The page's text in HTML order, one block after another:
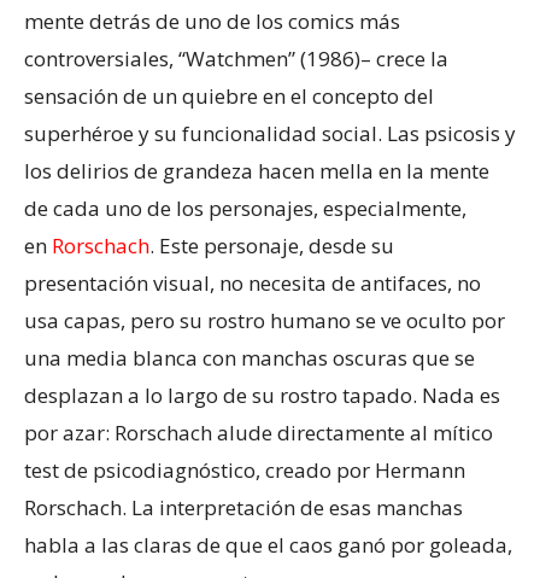
mente detrás de uno de los comics más
controversiales, “Watchmen” (1986)– crece la
sensación de un quiebre en el concepto del
superhéroe y su funcionalidad social. Las psicosis y
los delirios de grandeza hacen mella en la mente
de cada uno de los personajes, especialmente,
en Rorschach. Este personaje, desde su
presentación visual, no necesita de antifaces, no
usa capas, pero su rostro humano se ve oculto por
una media blanca con manchas oscuras que se
desplazan a lo largo de su rostro tapado. Nada es
por azar: Rorschach alude directamente al mítico
test de psicodiagnóstico, creado por Hermann
Rorschach. La interpretación de esas manchas
habla a las claras de que el caos ganó por goleada,